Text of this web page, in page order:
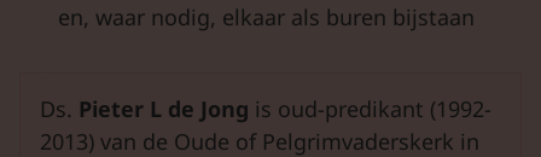
en, waar nodig, elkaar als buren bijstaan
Ds. Pieter L de Jong is oud-predikant (1992-
2013) van de Oude of Pelgrimvaderskerk in